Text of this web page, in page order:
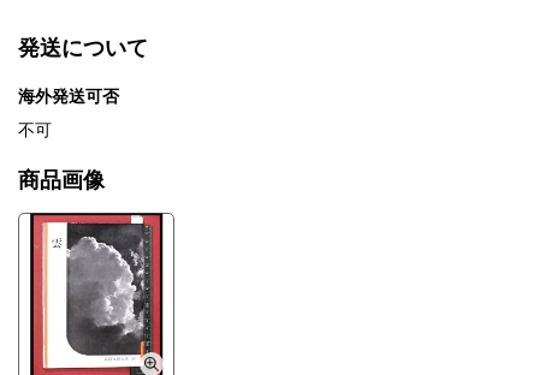
発送について
海外発送可否
不可
商品画像